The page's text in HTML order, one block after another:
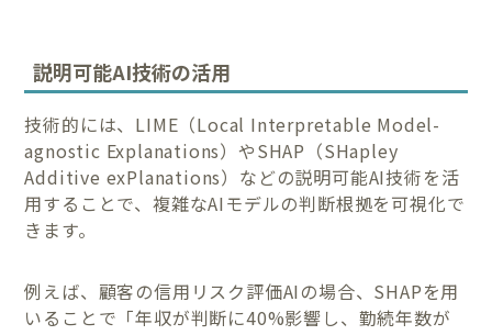
説明可能AI技術の活用
技術的には、LIME（Local Interpretable Model-
agnostic Explanations）やSHAP（SHapley
Additive exPlanations）などの説明可能AI技術を活
用することで、複雑なAIモデルの判断根拠を可視化で
きます。
例えば、顧客の信用リスク評価AIの場合、SHAPを用
いることで「年収が判断に40%影響し、勤続年数が